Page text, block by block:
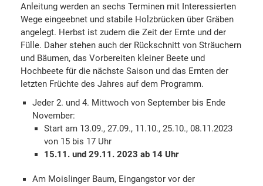
Anleitung werden an sechs Terminen mit Interessierten
Wege eingeebnet und stabile Holzbrücken über Gräben
angelegt. Herbst ist zudem die Zeit der Ernte und der
Fülle. Daher stehen auch der Rückschnitt von Sträuchern
und Bäumen, das Vorbereiten kleiner Beete und
Hochbeete für die nächste Saison und das Ernten der
letzten Früchte des Jahres auf dem Programm.
Jeder 2. und 4. Mittwoch von September bis Ende
November:
Start am 13.09., 27.09., 11.10., 25.10., 08.11.2023
von 15 bis 17 Uhr
15.11. und 29.11. 2023 ab 14 Uhr
Am Moislinger Baum, Eingangstor vor der